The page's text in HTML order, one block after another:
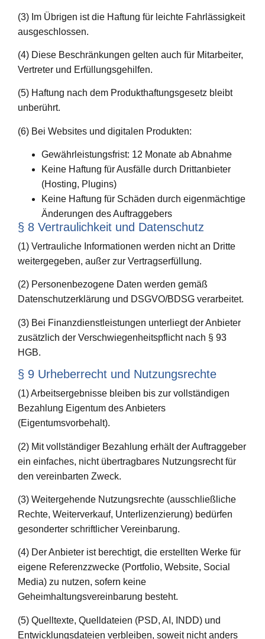
(3) Im Übrigen ist die Haftung für leichte Fahrlässigkeit
ausgeschlossen.
(4) Diese Beschränkungen gelten auch für Mitarbeiter,
Vertreter und Erfüllungsgehilfen.
(5) Haftung nach dem Produkthaftungsgesetz bleibt
unberührt.
(6) Bei Websites und digitalen Produkten:
Gewährleistungsfrist: 12 Monate ab Abnahme
Keine Haftung für Ausfälle durch Drittanbieter
(Hosting, Plugins)
Keine Haftung für Schäden durch eigenmächtige
Änderungen des Auftraggebers
§ 8 Vertraulichkeit und Datenschutz
(1) Vertrauliche Informationen werden nicht an Dritte
weitergegeben, außer zur Vertragserfüllung.
(2) Personenbezogene Daten werden gemäß
Datenschutzerklärung und DSGVO/BDSG verarbeitet.
(3) Bei Finanzdienstleistungen unterliegt der Anbieter
zusätzlich der Verschwiegenheitspflicht nach § 93
HGB.
§ 9 Urheberrecht und Nutzungsrechte
(1) Arbeitsergebnisse bleiben bis zur vollständigen
Bezahlung Eigentum des Anbieters
(Eigentumsvorbehalt).
(2) Mit vollständiger Bezahlung erhält der Auftraggeber
ein einfaches, nicht übertragbares Nutzungsrecht für
den vereinbarten Zweck.
(3) Weitergehende Nutzungsrechte (ausschließliche
Rechte, Weiterverkauf, Unterlizenzierung) bedürfen
gesonderter schriftlicher Vereinbarung.
(4) Der Anbieter ist berechtigt, die erstellten Werke für
eigene Referenzzwecke (Portfolio, Website, Social
Media) zu nutzen, sofern keine
Geheimhaltungsvereinbarung besteht.
(5) Quelltexte, Quelldateien (PSD, AI, INDD) und
Entwicklungsdateien verbleiben, soweit nicht anders